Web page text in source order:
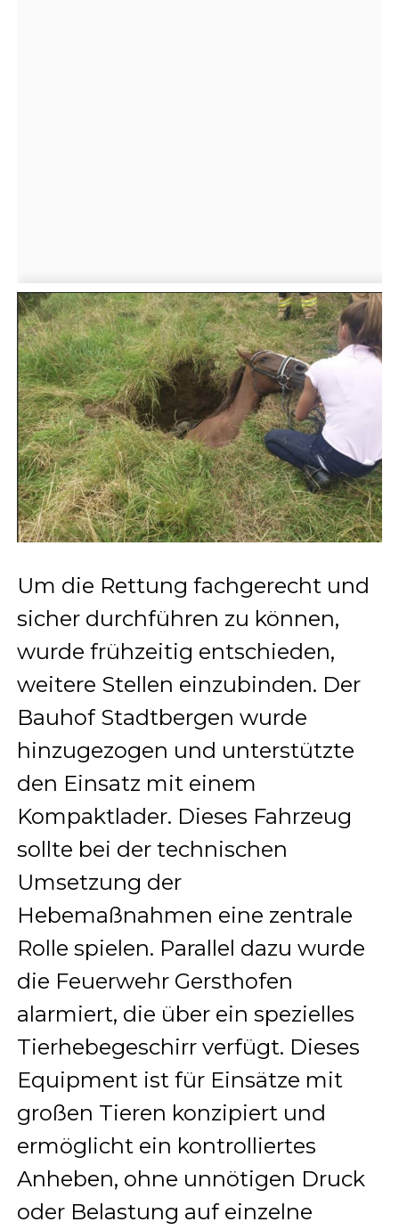
Um die Rettung fachgerecht und
sicher durchführen zu können,
wurde frühzeitig entschieden,
weitere Stellen einzubinden. Der
Bauhof Stadtbergen wurde
hinzugezogen und unterstützte
den Einsatz mit einem
Kompaktlader. Dieses Fahrzeug
sollte bei der technischen
Umsetzung der
Hebemaßnahmen eine zentrale
Rolle spielen. Parallel dazu wurde
die Feuerwehr Gersthofen
alarmiert, die über ein spezielles
Tierhebegeschirr verfügt. Dieses
Equipment ist für Einsätze mit
großen Tieren konzipiert und
ermöglicht ein kontrolliertes
Anheben, ohne unnötigen Druck
oder Belastung auf einzelne